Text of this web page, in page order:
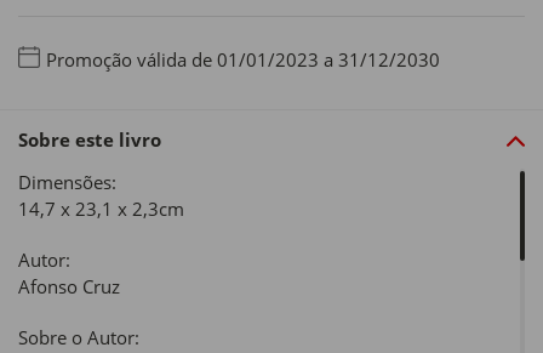
Promoção válida de 01/01/2023 a 31/12/2030
Sobre este livro
Dimensões:
14,7 x 23,1 x 2,3cm
Autor:
Afonso Cruz
Sobre o Autor: